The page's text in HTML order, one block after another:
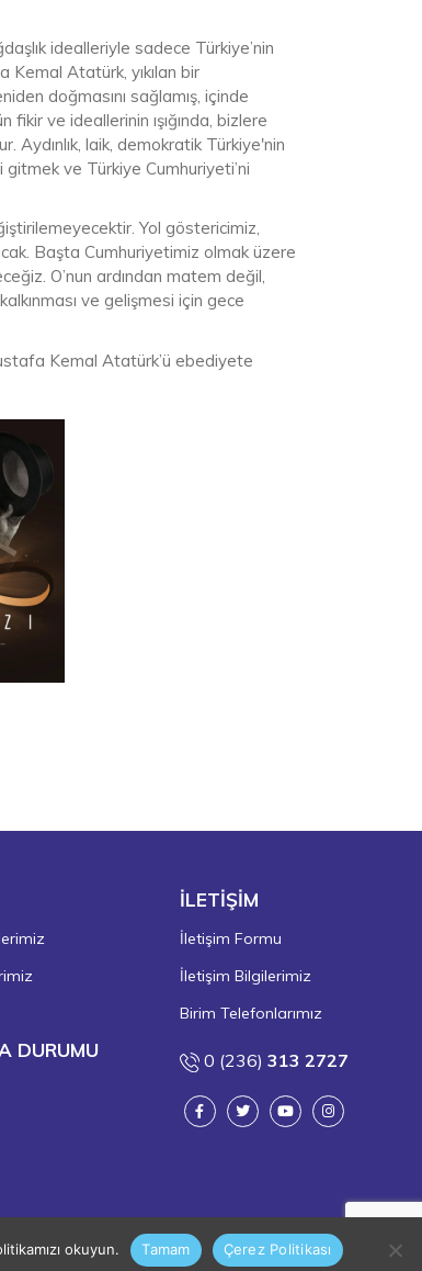
idealleriyle sadece Türkiye’nin
Kemal Atatürk, yıkılan bir
doğmasını sağlamış, içinde
ve ideallerinin ışığında, bizlere
laik, demokratik Türkiye'nin
ve Türkiye Cumhuriyeti’ni
Yol göstericimiz,
Başta Cumhuriyetimiz olmak üzere
O’nun ardından matem değil,
ve gelişmesi için gece
Kemal Atatürk’ü ebediyete
DURUMU
İLETİŞİM
İletişim Formu
İletişim Bilgilerimiz
Birim Telefonlarımız
0 (236)313 2727
okuyun. Tamam Çerez Politikası